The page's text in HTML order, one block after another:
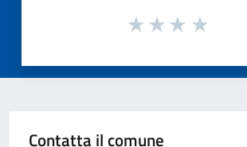
Contatta il comune